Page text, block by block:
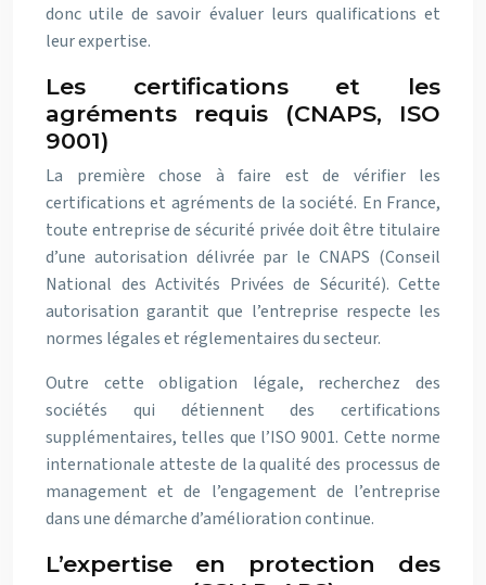
donc utile de savoir évaluer leurs qualifications et
leur expertise.
Les certifications et les
agréments requis (CNAPS, ISO
9001)
La première chose à faire est de vérifier les
certifications et agréments de la société. En France,
toute entreprise de sécurité privée doit être titulaire
d’une autorisation délivrée par le CNAPS (Conseil
National des Activités Privées de Sécurité). Cette
autorisation garantit que l’entreprise respecte les
normes légales et réglementaires du secteur.
Outre cette obligation légale, recherchez des
sociétés qui détiennent des certifications
supplémentaires, telles que l’ISO 9001. Cette norme
internationale atteste de la qualité des processus de
management et de l’engagement de l’entreprise
dans une démarche d’amélioration continue.
L’expertise en protection des